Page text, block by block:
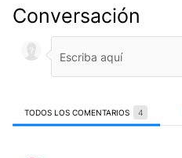
Conversación
TODOS LOS COMENTARIOS 4